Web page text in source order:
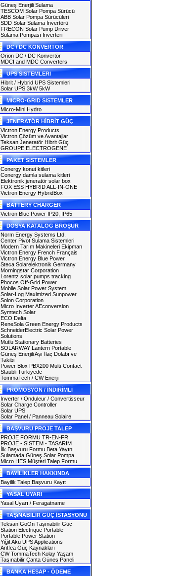
Güneş Enerjili Sulama
TESCOM Solar Pompa Sürücü
ABB Solar Pompa Sürücüleri
SDD Solar Sulama İnvertörü
FRECON Solar Pump Driver
Sulama Pompası İnverteri
DC / DC KONVERTÖR
Orion DC / DC Konvertör
MDCI and MDC Converters
UPS SISTEMLERI
Hibrit / Hybrid UPS Sistemleri
Solar UPS 3kW 5kW
MICRO-GRID SISTEMLER
Micro-Mini Hydro
JENERATÖR HİBRİT GÜÇ
Victron Energy Products
Victron Çözüm ve Avantajlar
Teksan Jeneratör Hibrit Güç
GROUPE ELECTROGENE
PAKET SISTEMLER
Conergy konut kitleri
Conergy damla sulama kitleri
Elektronik jeneratör solar box
FOX ESS HYBRID ALL-IN-ONE
Victron Energy HybridBox
BATTERY CHARGER
Victron Blue Power IP20, IP65
DOSYA KATALOG BROŞÜR
Norm Energy Systems Ltd.
Center Pivot Sulama Sistemleri
Modern Tarım Makineleri Ekipman
Victron Energy French Français
Victron Energy Blue Power
Steca Solarelektronik Germany
Morningstar Corporation
Lorentz solar pumps tracking
Phocos Off-Grid Power
Mobile Solar Power System
Solar-Log Maximized Sunpower
Solon Corporation
Micro Inverter AEconversion
Symtech Solar
ECO Delta
ReneSola Green Energy Products
SchneiderElectric Solar Power
Solutions
Mutlu Stationary Batteries
SOLARWAY Lantern Portable
Güneş Enerjili Aşı İlaç Dolabı ve
Takibi
Power Blox PBX200 Multi-Contact
Staubli Türkiyede
TommaTech / CW Enerji
PROMOSYON / İNDİRİMLİ
Inverter / Onduleur / Convertisseur
Solar Charge Controller
Solar UPS
Solar Panel / Panneau Solaire
BAŞVURU PROJE TALEP
PROJE FORMU TR-EN-FR
PROJE - SİSTEM - TASARIM
İlk Başvuru Formu Beta Yayını
Sulamada Güneş Solar Pompa
Micro HES Müşteri Talep Formu
BAYİLİKLER HAKKINDA
Bayilik Talep Başvuru Kayıt
YASAL UYARI
Yasal Uyarı / Feragatname
TAŞıNABILIR GÜÇ İSTASYONU
Teksan GoOn Taşınabilir Güç
Station Electrique Portable
Portable Power Station
Yiğit Akü UPS Applications
Antfea Güç Kaynakları
CW TommaTech Kolay Yaşam
Taşınabilir Çanta Güneş Paneli
BANKA HESAP - ÖDEME